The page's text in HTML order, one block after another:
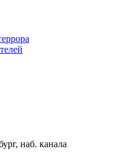
наб. канала